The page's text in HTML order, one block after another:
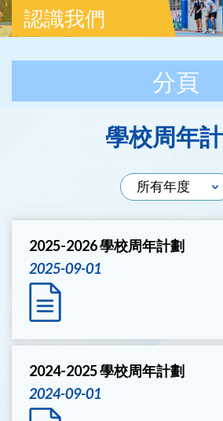
認識我們
分頁
學校周年
2025-2026 學校周年計劃
2025-09-01
2024-2025 學校周年計劃
2024-09-01